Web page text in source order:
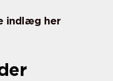
indlæg her